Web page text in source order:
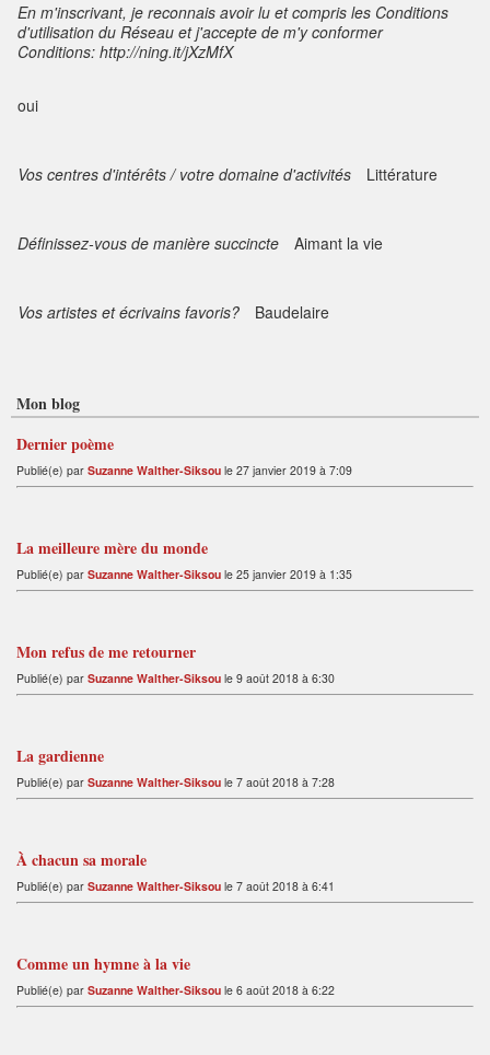
En m'inscrivant, je reconnais avoir lu et compris les Conditions
d'utilisation du Réseau et j'accepte de m'y conformer
Conditions: http://ning.it/jXzMfX
oui
Vos centres d'intérêts / votre domaine d'activités Littérature
Définissez-vous de manière succincte Aimant la vie
Vos artistes et écrivains favoris? Baudelaire
Mon blog
Dernier poème
Publié(e) par Suzanne Walther-Siksou le 27 janvier 2019 à 7:09
La meilleure mère du monde
Publié(e) par Suzanne Walther-Siksou le 25 janvier 2019 à 1:35
Mon refus de me retourner
Publié(e) par Suzanne Walther-Siksou le 9 août 2018 à 6:30
La gardienne
Publié(e) par Suzanne Walther-Siksou le 7 août 2018 à 7:28
À chacun sa morale
Publié(e) par Suzanne Walther-Siksou le 7 août 2018 à 6:41
Comme un hymne à la vie
Publié(e) par Suzanne Walther-Siksou le 6 août 2018 à 6:22